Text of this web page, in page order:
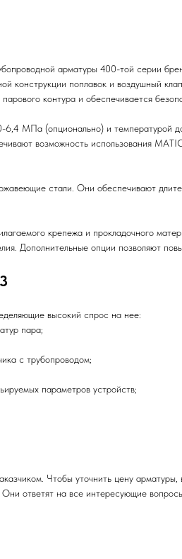
арматуры 400-той серии
конструкции поплавок и воздушный
контура и обеспечивается
6,4 МПа (опционально) и
возможность использования
стали. Они обеспечивают
крепежа и прокладочного
Дополнительные опции позволяют
высокий спрос на нее:
пара;
с трубопроводом;
параметров устройств;
Чтобы уточнить цену
ответят на все интересующие